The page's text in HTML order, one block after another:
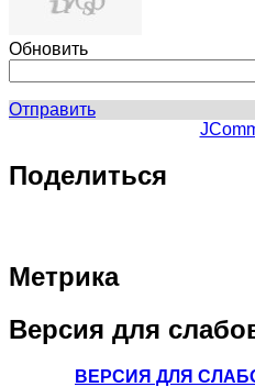
Обновить
Отправить
Поделиться
Метрика
Версия для
ВЕРСИЯ ДЛЯ